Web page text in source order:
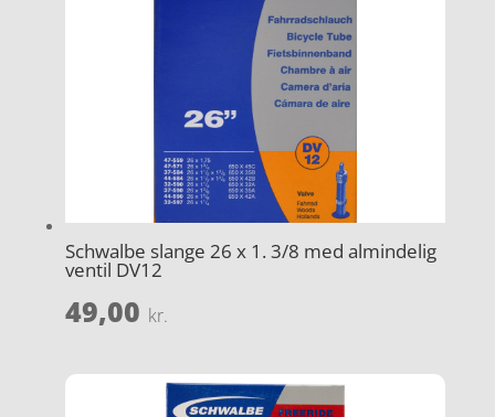
Schwalbe slange 26 x 1. 3/8 med almindelig
ventil DV12
49,00 kr.